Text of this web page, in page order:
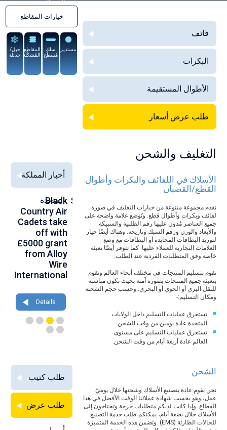
فائف
البكرات
الأطوال المستقيمة
طلب عرض أسعار
خيارات المقاطع
مستدير
سلك
مُسطَّح
المقاطع
المُشكَّلة
حبل/
جديلة
التغليف والشحن
الأسلاك في اللفائف والبكرات وأطوال
القطع/القضبان
نقدم مجموعة متنوعة من خيارات التغليف في صورة
لفائف وبكرات وأطوال قطع. وتُوضع علامة واضحة على
جميع العناصر مُدون عليها رقم الطلبية والسبيكة
والأبعاد والوزن ورقم السبك وتاريخه. وهناك أيضًا خيار
لتوريد البطاقات المحايدة أو البطاقات مع وضع
العلامات التجارية للعملاء عليها. كما تتوفر أيضًا تعبئة
خاصة وفق المتطلبات الفردية عند الطلب.
نقوم بتسليم المنتجات في مختلف أنحاء العالم ونقوم
بتعبئة جميع المنتجات بصورة آمنة بحيث تكون مناسبة
للنقل البري أو الجوي أو البحري. وحسب حجم الشحنة
ومكان التسليم:-
تستغرق عمليات التسليم داخل الولايات
المتحدة عادة يومين من وقت الشحن.
تستغرق عمليات التسليم على مستوى
العالم عادة أربعة أيام من وقت الشحن.
الشحن
نحن نقوم عادة بتصنيع الأسلاك وشحنها خلال يوميّ
عمل، وهو بحسب شهادة عملائنا الوقت الأفضل في هذا
القطاع. وإذا كانت لديكم متطلبات حرجة وتحتاجون إلى
الأسلاك خلال بضعة أيام، يمكنكم طلب خدمة التصنيع
للحالات الطارئة (EMS). وتضمن هذه الخدمة المتميزة
أخبار المملكة
المتحدة
International
to toast its
80th
birthday at
Wire 2026
Details
Strengthening
Global
Aerospace
Connections
at
Farnborough
Details
Black
Country Air
Cadets take
off with
£5000 grant
from Alloy
Wire
International
Details
طلب كتيب
طلب عرض